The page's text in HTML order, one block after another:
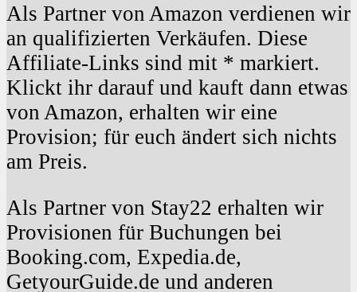
Als Partner von Amazon verdienen wir
an qualifizierten Verkäufen. Diese
Affiliate-Links sind mit * markiert.
Klickt ihr darauf und kauft dann etwas
von Amazon, erhalten wir eine
Provision; für euch ändert sich nichts
am Preis.
Als Partner von Stay22 erhalten wir
Provisionen für Buchungen bei
Booking.com, Expedia.de,
GetyourGuide.de und anderen